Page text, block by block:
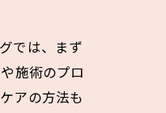
では、まず
施術のプロ
アの方法も